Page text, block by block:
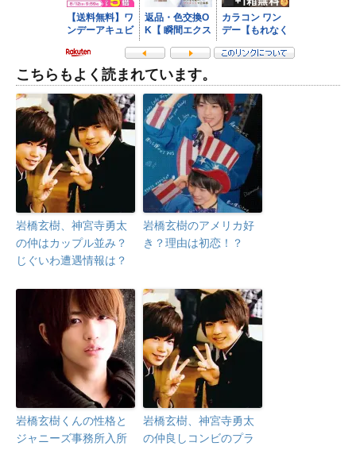
こちらもよく読まれています。
岩橋玄樹、神宮寺勇太
の仲はカップル並み？
じぐいわ遭遇情報は？
岩橋玄樹のアメリカ好
き？理由は初恋！？
岩橋玄樹くんの性格と
ジャニーズ事務所入所
岩橋玄樹、神宮寺勇太
の仲良しコンビのプラ